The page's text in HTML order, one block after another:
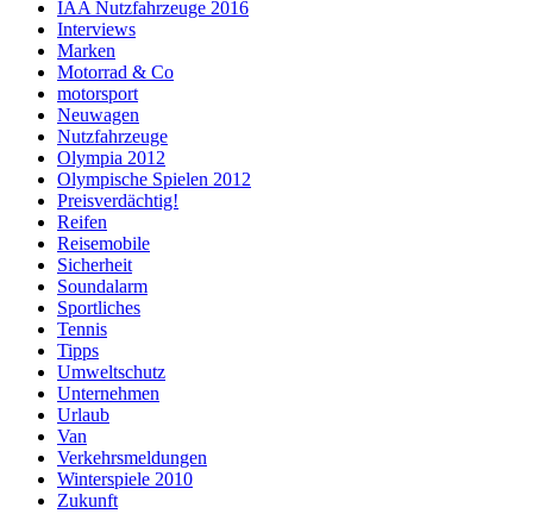
IAA Nutzfahrzeuge 2016
Interviews
Marken
Motorrad & Co
motorsport
Neuwagen
Nutzfahrzeuge
Olympia 2012
Olympische Spielen 2012
Preisverdächtig!
Reifen
Reisemobile
Sicherheit
Soundalarm
Sportliches
Tennis
Tipps
Umweltschutz
Unternehmen
Urlaub
Van
Verkehrsmeldungen
Winterspiele 2010
Zukunft